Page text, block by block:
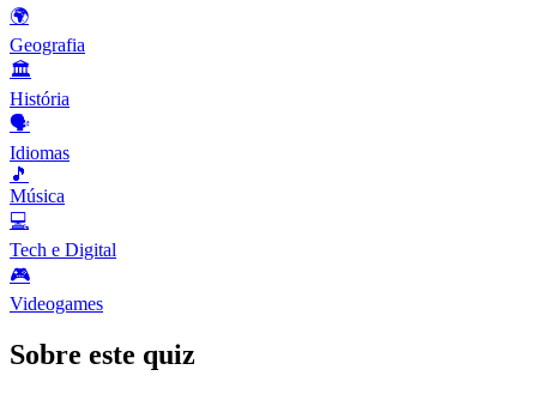
🌍
Geografia
🏛️
História
🗣️
Idiomas
🎵
Música
💻
Tech e Digital
🎮
Videogames
Sobre este quiz